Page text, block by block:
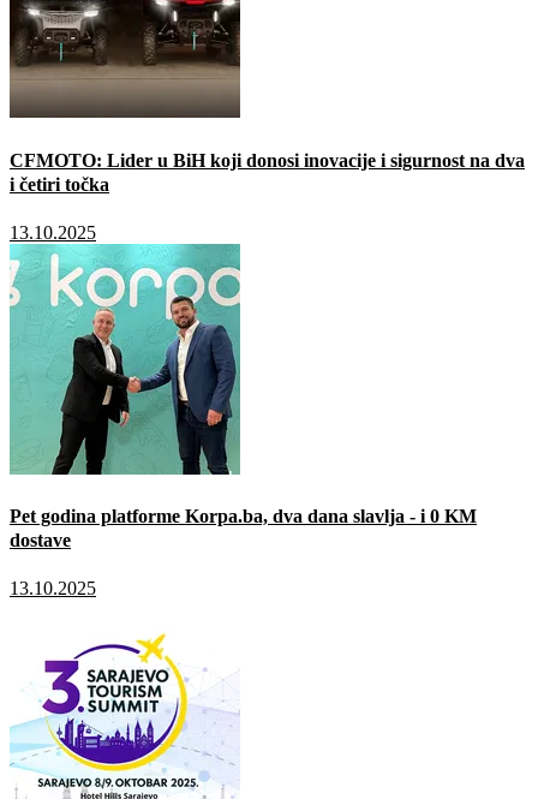
CFMOTO: Lider u BiH koji donosi inovacije i sigurnost na dva
i četiri točka
13.10.2025
Pet godina platforme Korpa.ba, dva dana slavlja - i 0 KM
dostave
13.10.2025